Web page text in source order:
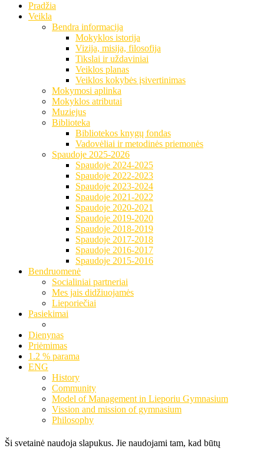
Pradžia
Veikla
Bendra informacija
Mokyklos istorija
Vizija, misija, filosofija
Tikslai ir uždaviniai
Veiklos planas
Veiklos kokybės įsivertinimas
Mokymosi aplinka
Mokyklos atributai
Muziejus
Biblioteka
Bibliotekos knygų fondas
Vadovėliai ir metodinės priemonės
Spaudoje 2025-2026
Spaudoje 2024-2025
Spaudoje 2022-2023
Spaudoje 2023-2024
Spaudoje 2021-2022
Spaudoje 2020-2021
Spaudoje 2019-2020
Spaudoje 2018-2019
Spaudoje 2017-2018
Spaudoje 2016-2017
Spaudoje 2015-2016
Bendruomenė
Socialiniai partneriai
Mes jais didžiuojamės
Lieporiečiai
Pasiekimai
Dienynas
Priėmimas
1.2 % parama
ENG
History
Community
Model of Management in Lieporiu Gymnasium
Vission and mission of gymnasium
Philosophy
Ši svetainė naudoja slapukus. Jie naudojami tam, kad būtų